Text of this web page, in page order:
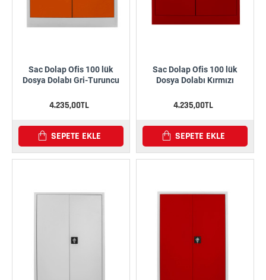
Sac Dolap Ofis 100 lük
Dosya Dolabı Gri-Turuncu
4.235,00TL
SEPETE EKLE
Sac Dolap Ofis 100 lük
Dosya Dolabı Kırmızı
4.235,00TL
SEPETE EKLE